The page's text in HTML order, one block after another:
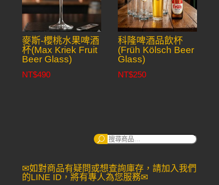
麥斯-櫻桃水果啤酒
杯(Max Kriek Fruit
Beer Glass)
NT$490
科隆啤酒品飲杯
(Früh Kölsch Beer
Glass)
NT$250
搜
✉如對商品有疑問或想查詢庫存，請加入我們
的LINE ID，將有專人為您服務✉